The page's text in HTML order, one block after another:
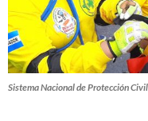
Sistema Nacional de Protección